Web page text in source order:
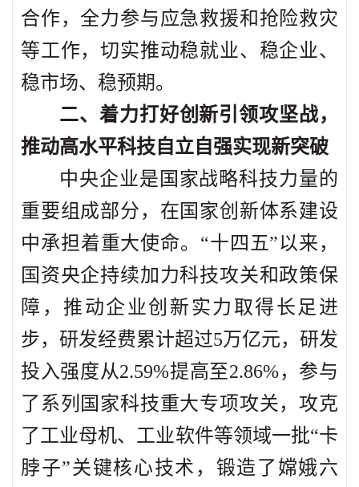
合作，全力参与应急救援和抢险救灾
等工作，切实推动稳就业、稳企业、
稳市场、稳预期。
二、着力打好创新引领攻坚战，
推动高水平科技自立自强实现新突破
中央企业是国家战略科技力量的
重要组成部分，在国家创新体系建设
中承担着重大使命。“十四五”以来，
国资央企持续加力科技攻关和政策保
障，推动企业创新实力取得长足进
步，研发经费累计超过5万亿元，研发
投入强度从2.59%提高至2.86%，参与
了系列国家科技重大专项攻关，攻克
了工业母机、工业软件等领域一批“卡
脖子”关键核心技术，锻造了嫦娥六